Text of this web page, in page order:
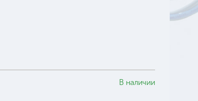
В наличии